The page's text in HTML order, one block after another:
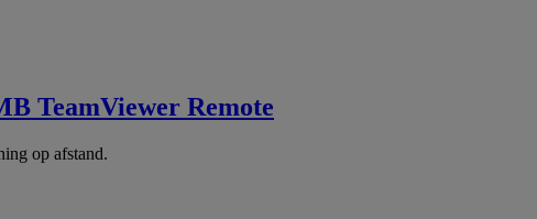
TeamViewer Remote
op afstand.